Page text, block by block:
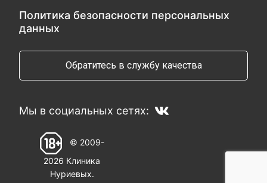
Политика безопасности персональных
данных
Обратитесь в службу качества
Мы в социальных сетях:
© 2009-
2026 Клиника
Нуриевых.